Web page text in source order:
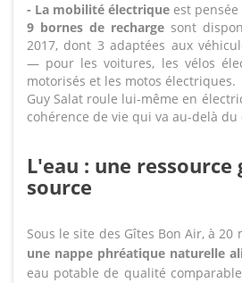
- La mobilité électrique est
9 bornes de recharge sont
2017, dont 3 adaptées aux
— pour les voitures, les vélos
motorisés et les motos électriques.
Guy Salat roule lui-même en
cohérence de vie qui va au-delà du
L'eau : une ressource
source
Sous le site des Gîtes Bon Air, à
une nappe phréatique naturelle
eau potable de qualité